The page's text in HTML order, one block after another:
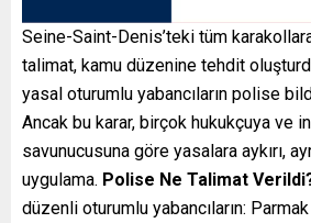
Seine-Saint-Denis’teki tüm
talimat, kamu düzenine tehdit
yasal oturumlu yabancıların polise
Ancak bu karar, birçok hukukçuya ve
savunucusuna göre yasalara aykırı,
uygulama. Polise Ne Talimat
düzenli oturumlu yabancıların: